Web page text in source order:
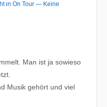
inOn Tour — Keine
Man ist ja sowieso
Musik gehört und viel